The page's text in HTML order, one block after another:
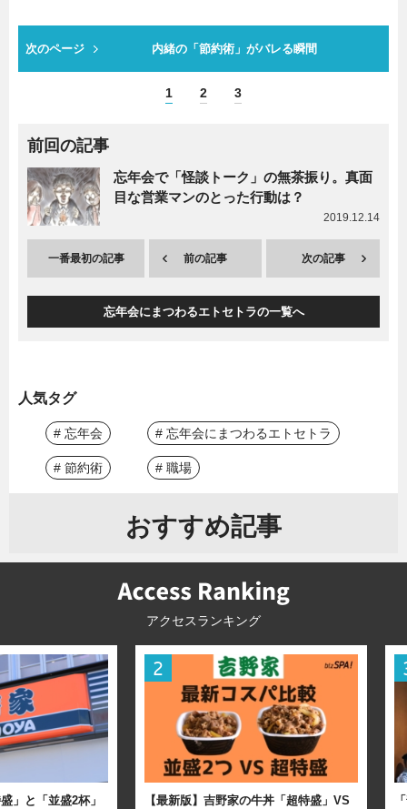
次のページ 内緒の「節約術」がバレる瞬間
1 2 3
前回の記事
忘年会で「怪談トーク」の無茶振り。真面
目な営業マンのとった行動は？
2019.12.14
一番最初の記事 前の記事 次の記事
忘年会にまつわるエトセトラの一覧へ
人気タグ
# 忘年会 # 忘年会にまつわるエトセトラ
# 節約術 # 職場
おすすめ記事
アクセスランキング
」と「並盛2杯」
【最新版】吉野家の牛丼「超特盛」VS